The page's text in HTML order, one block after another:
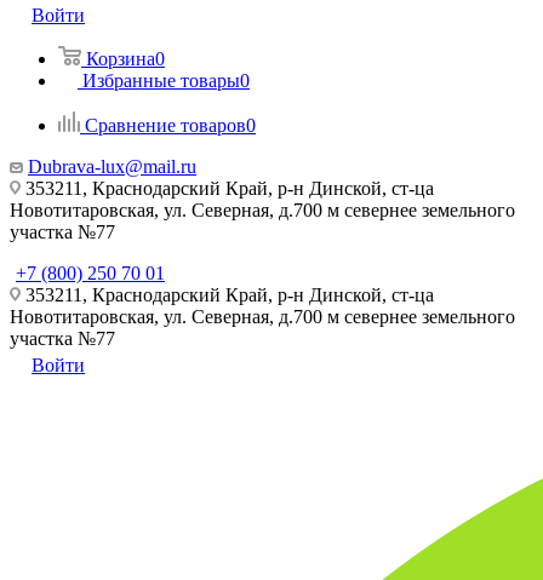
Войти
Корзина0
Избранные товары0
Сравнение товаров0
Dubrava-lux@mail.ru
353211, Краснодарский Край, р-н Динской, ст-ца
Новотитаровская, ул. Северная, д.700 м севернее земельного
участка №77
+7 (800) 250 70 01
353211, Краснодарский Край, р-н Динской, ст-ца
Новотитаровская, ул. Северная, д.700 м севернее земельного
участка №77
Войти